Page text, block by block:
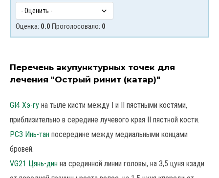
Оценка: 0.0 Проголосовало: 0
Перечень акупунктурных точек для
лечения "Острый ринит (катар)"
GI4 Хэ-гу на тыле кисти между I и II пястными костями,
приблизительно в середине лучевого края II пястной кости.
PC3 Инь-тан посередине между медиальными концами
бровей.
VG21 Цянь-дин на срединной линии головы, на 3,5 цуня кзади